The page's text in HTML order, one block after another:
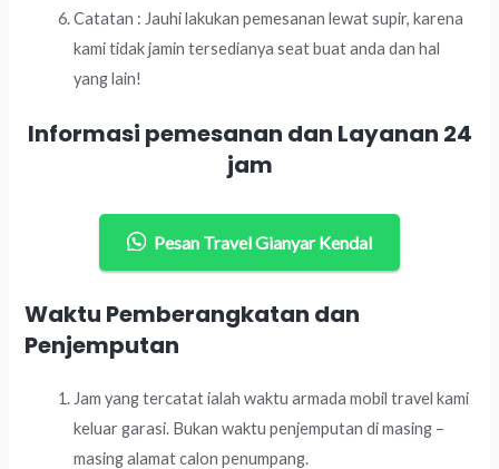
Catatan : Jauhi lakukan pemesanan lewat supir, karena
kami tidak jamin tersedianya seat buat anda dan hal
yang lain!
Informasi pemesanan dan Layanan 24
jam
Pesan Travel Gianyar Kendal
Waktu Pemberangkatan dan
Penjemputan
Jam yang tercatat ialah waktu armada mobil travel kami
keluar garasi. Bukan waktu penjemputan di masing –
masing alamat calon penumpang.